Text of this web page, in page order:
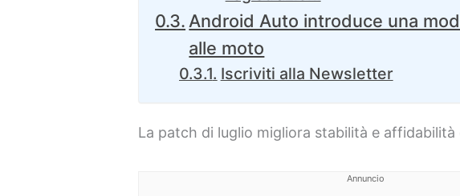
Android Auto introduce una
alle moto
Iscriviti alla Newsletter
La patch di luglio migliora stabilità e affidabilità
Annuncio